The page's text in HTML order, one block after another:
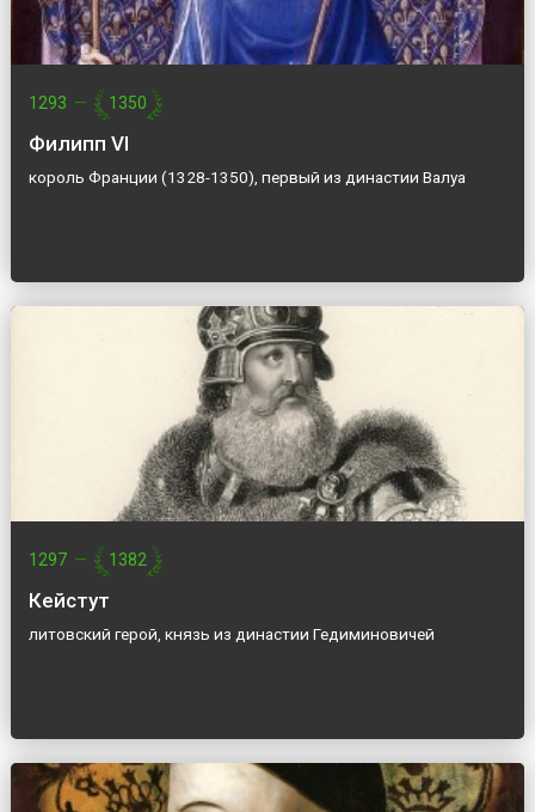
1293 — 1350
Филипп VI
король Франции (1328-1350), первый из династии Валуа
1297 — 1382
Кейстут
литовский герой, князь из династии Гедиминовичей